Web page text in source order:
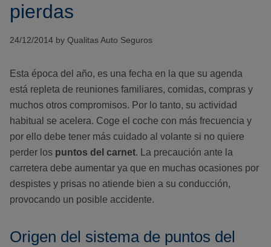
pierdas
24/12/2014 by Qualitas Auto Seguros
Esta época del año, es una fecha en la que su agenda
está repleta de reuniones familiares, comidas, compras y
muchos otros compromisos. Por lo tanto, su actividad
habitual se acelera. Coge el coche con más frecuencia y
por ello debe tener más cuidado al volante si no quiere
perder los puntos del carnet. La precaución ante la
carretera debe aumentar ya que en muchas ocasiones por
despistes y prisas no atiende bien a su conducción,
provocando un posible accidente.
Origen del sistema de puntos del